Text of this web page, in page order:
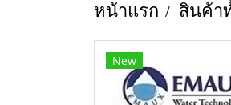
หน้าแรก สินค้า
New